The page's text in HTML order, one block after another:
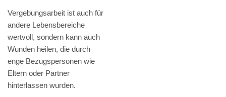
Vergebungsarbeit ist auch für
andere Lebensbereiche
wertvoll, sondern kann auch
Wunden heilen, die durch
enge Bezugspersonen wie
Eltern oder Partner
hinterlassen wurden.